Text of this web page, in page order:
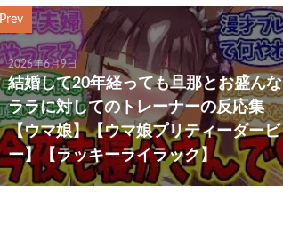
Prev
2026年6月9日
結婚して20年経っても旦那とお盛んな
ララに対してのトレーナーの反応集
【ウマ娘】【ウマ娘プリティーダービ
ー】【ラッキーライラック】